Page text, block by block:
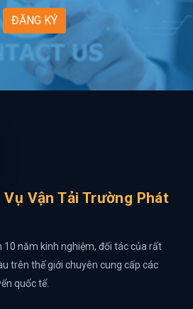
ĐĂNG KÝ
Vận Tải Trường Phát
năm kinh nghiệm, đối tác của rất
trên thế giới chuyên cung cấp các
quốc tế.